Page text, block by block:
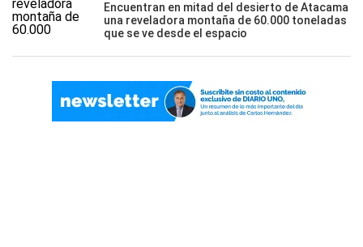
Encuentran en mitad del desierto de Atacama
una reveladora montaña de 60.000 toneladas
que se ve desde el espacio